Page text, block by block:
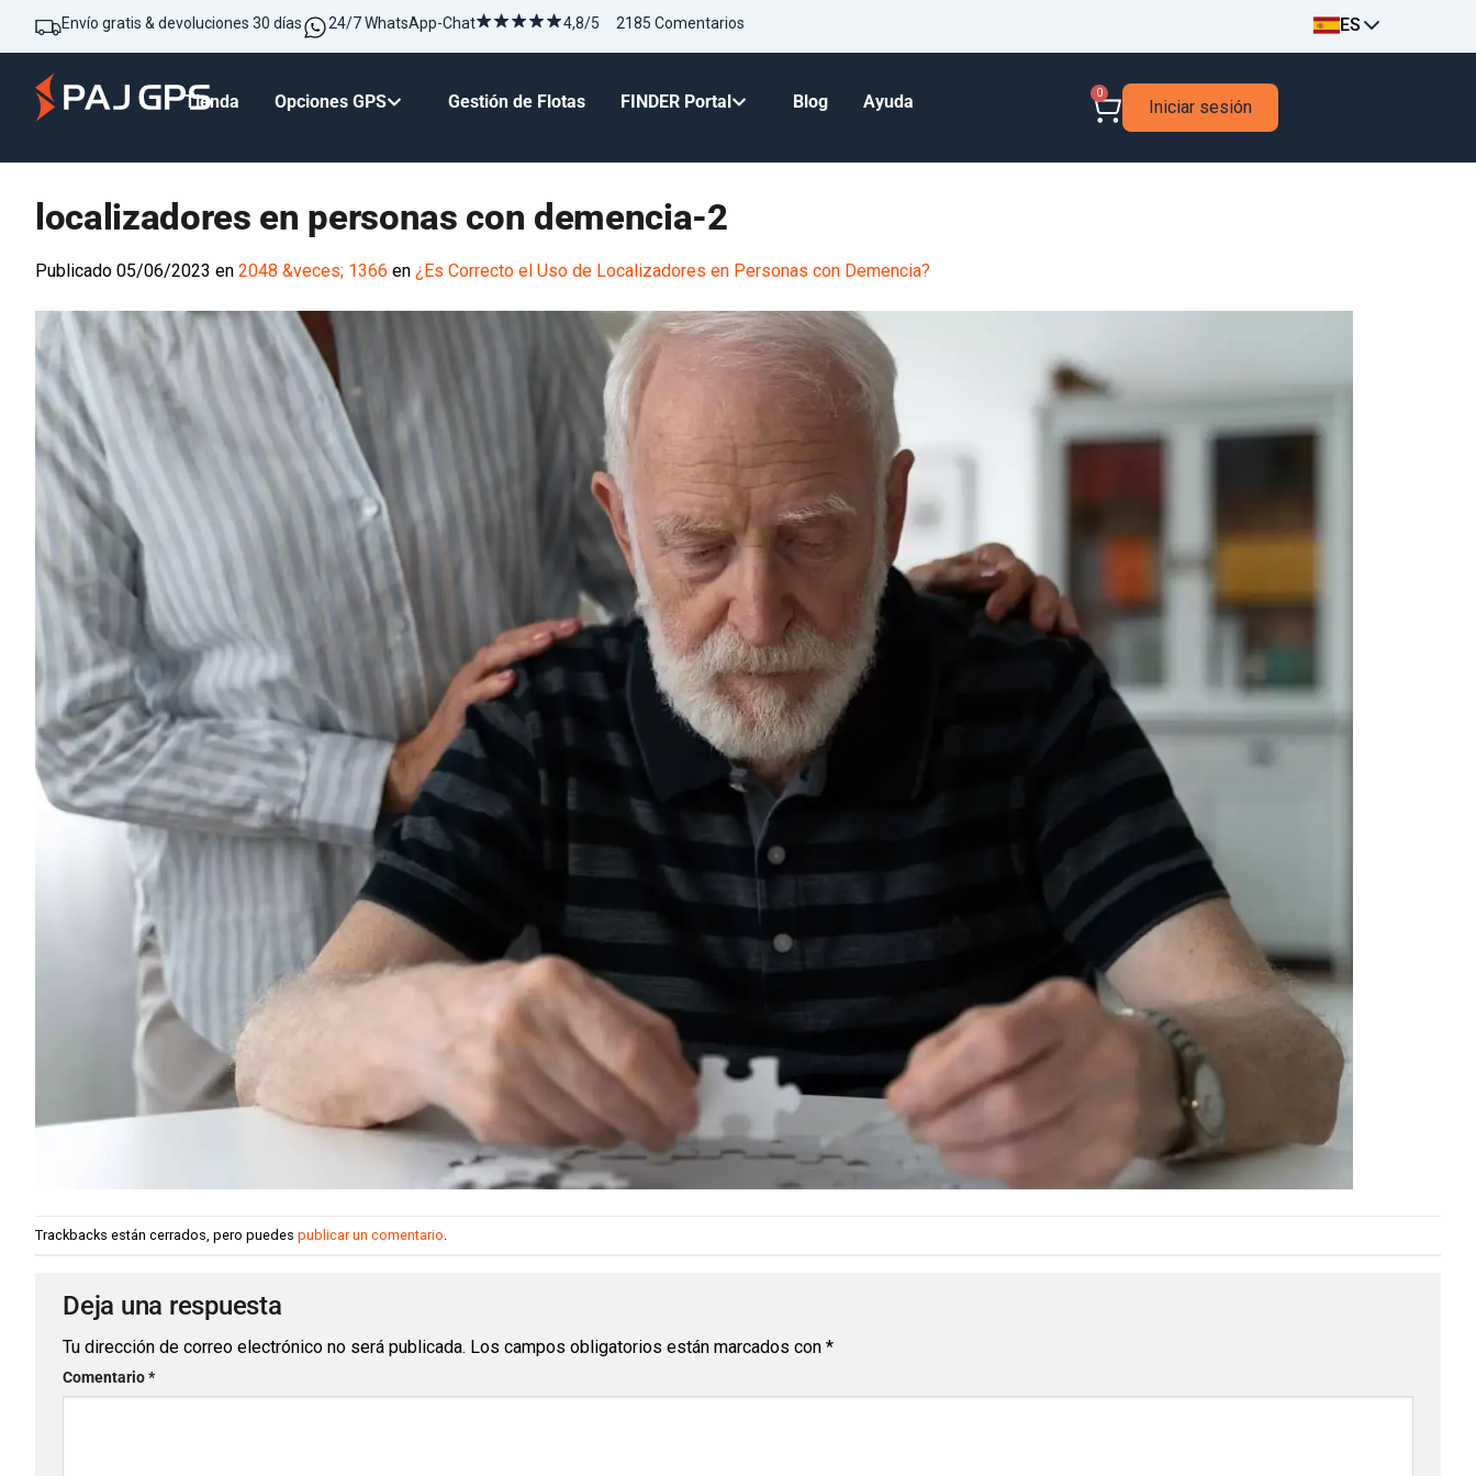
Envío gratis & devoluciones 30 días 24/7 WhatsApp-Chat 4,8/5 2185 Comentarios ES
Tienda Opciones GPS Gestión de Flotas FINDER Portal Blog Ayuda 0
Iniciar sesión
localizadores en personas con demencia-2
Publicado 05/06/2023 en 2048 &veces; 1366 en ¿Es Correcto el Uso de Localizadores en Personas con Demencia?
Trackbacks están cerrados, pero puedes publicar un comentario
Deja una respuesta
Tu dirección de correo electrónico no será publicada. Los campos obligatorios están marcados con *
Comentario*